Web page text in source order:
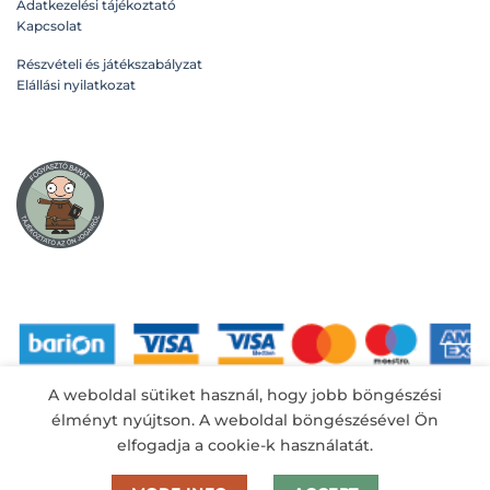
változatok
termékoldalon
választhatók
Adatkezelési tájékoztató
Kapcsolat
Részvételi és játékszabályzat
Elállási nyilatkozat
A kényelmes és biztonságos online fizetést a
Barion Payment Zrt. biztosítja.
MNB engedély száma: H-EN-I-1064/2013
A weboldal sütiket használ, hogy jobb böngészési
élményt nyújtson. A weboldal böngészésével Ön
elfogadja a cookie-k használatát.